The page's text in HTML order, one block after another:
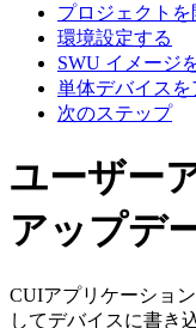
プロジェクト
環境設定する
SWU イメージ
単体デバイス
次のステップ
ユーザー
アップデ
CUIアプリケーショ
してデバイスに書き